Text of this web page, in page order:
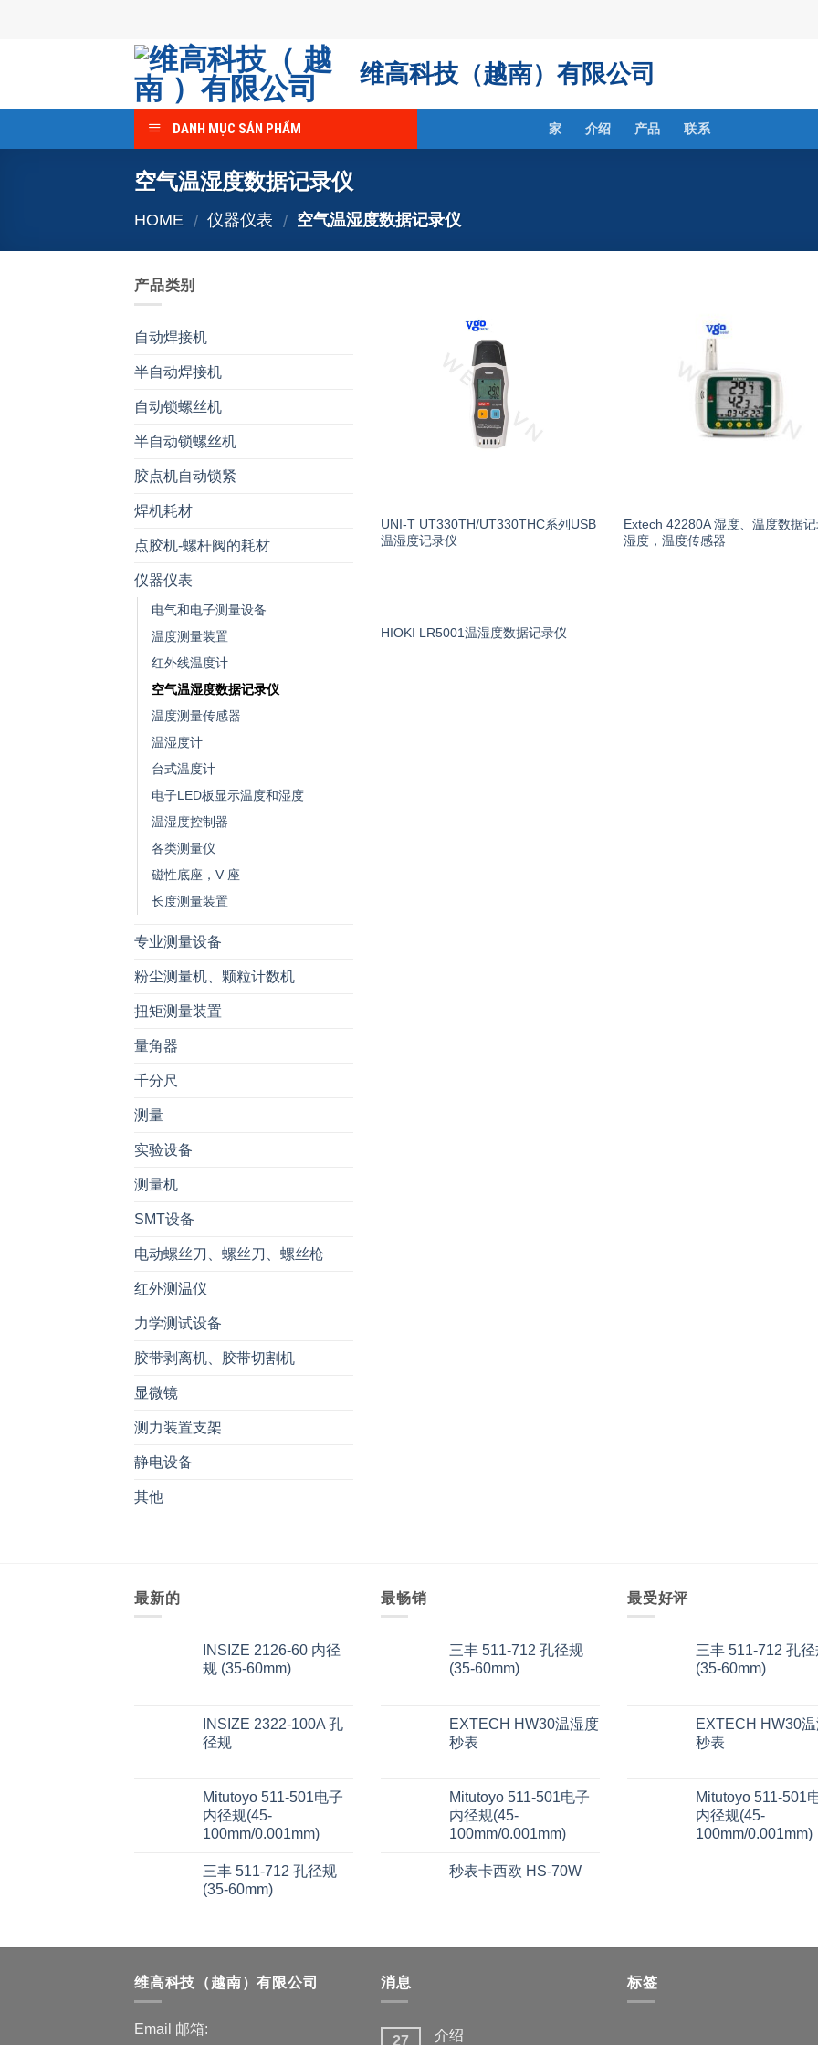
维高科技（越南）有限公司
DANH MỤC SẢN PHẨM 家 介绍 产品 联系
空气温湿度数据记录仪
HOME / 仪器仪表 / 空气温湿度数据记录仪
产品类别
自动焊接机
半自动焊接机
自动锁螺丝机
半自动锁螺丝机
胶点机自动锁紧
焊机耗材
点胶机-螺杆阀的耗材
仪器仪表
电气和电子测量设备
温度测量装置
红外线温度计
空气温湿度数据记录仪
温度测量传感器
温湿度计
台式温度计
电子LED板显示温度和湿度
温湿度控制器
各类测量仪
磁性底座，V 座
长度测量装置
专业测量设备
粉尘测量机、颗粒计数机
扭矩测量装置
量角器
千分尺
测量
实验设备
测量机
SMT设备
电动螺丝刀、螺丝刀、螺丝枪
红外测温仪
力学测试设备
胶带剥离机、胶带切割机
显微镜
测力装置支架
静电设备
其他
UNI-T UT330TH/UT330THC系列USB
温湿度记录仪
Extech 42280A 湿度、温度数据
湿度，温度传感器
HIOKI LR5001温湿度数据记录仪
最新的
INSIZE 2126-60 内径
规 (35-60mm)
INSIZE 2322-100A 孔
径规
Mitutoyo 511-501电子
内径规(45-
100mm/0.001mm)
三丰 511-712 孔径规
(35-60mm)
最畅销
三丰 511-712 孔径规
(35-60mm)
EXTECH HW30温湿度
秒表
Mitutoyo 511-501电子
内径规(45-
100mm/0.001mm)
秒表卡西欧 HS-70W
最受好评
三丰 511-712 孔径
(35-60mm)
EXTECH HW30
秒表
Mitutoyo 511-501
内径规(45-
100mm/0.001mm)
维高科技（越南）有限公司
Email 邮箱:
消息
27 介绍
标签